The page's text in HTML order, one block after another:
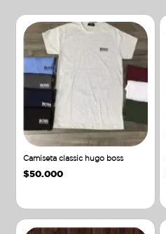
Camiseta classic hugo boss
$50.000